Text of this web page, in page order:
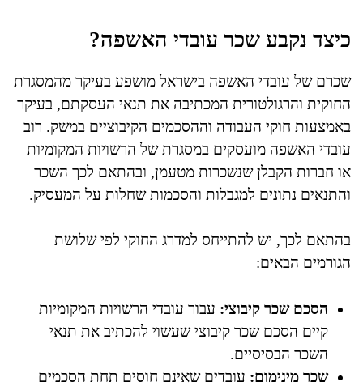
כיצד נקבע שכר עובדי האשפה?
שכרם של עובדי האשפה בישראל מושפע בעיקר מהמסגרת
החוקית והרגולטורית המכתיבה את תנאי העסקתם, בעיקר
באמצעות חוקי העבודה וההסכמים הקיבוציים במשק. רוב
עובדי האשפה מועסקים במסגרת של הרשויות המקומיות
או חברות הקבלן שנשכרות מטעמן, ובהתאם לכך השכר
והתנאים נתונים למגבלות והסכמות שחלות על המעסיק.
בהתאם לכך, יש להתייחס למדרג החוקי לפי שלושת
הגורמים הבאים:
הסכם שכר קיבוצי: עבור עובדי הרשויות המקומיות
קיים הסכם שכר קיבוצי שעשוי להכתיב את תנאי
השכר הבסיסיים.
שכר מינימום: עובדים שאינם חוסים תחת הסכמים